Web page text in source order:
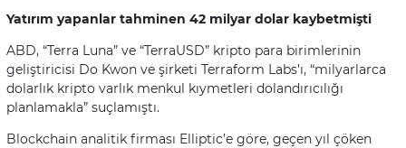
Yatırım yapanlar tahminen 42 milyar dolar kaybetmişti
ABD, “Terra Luna” ve “TerraUSD” kripto para birimlerinin
geliştiricisi Do Kwon ve şirketi Terraform Labs’ı, “milyarlarca
dolarlık kripto varlık menkul kıymetleri dolandırıcılığı
planlamakla” suçlamıştı.
Blockchain analitik firması Elliptic’e göre, geçen yıl çöken